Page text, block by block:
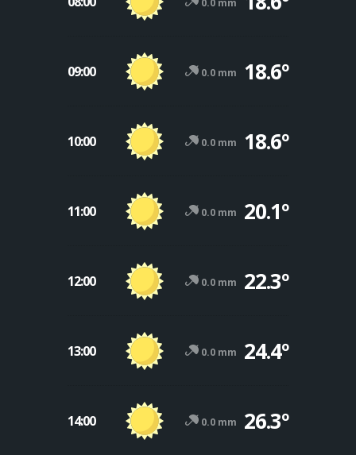
09:00 0.0 mm 18.6º
10:00 0.0 mm 18.6º
11:00 0.0 mm 20.1º
12:00 0.0 mm 22.3º
13:00 0.0 mm 24.4º
14:00 0.0 mm 26.3º